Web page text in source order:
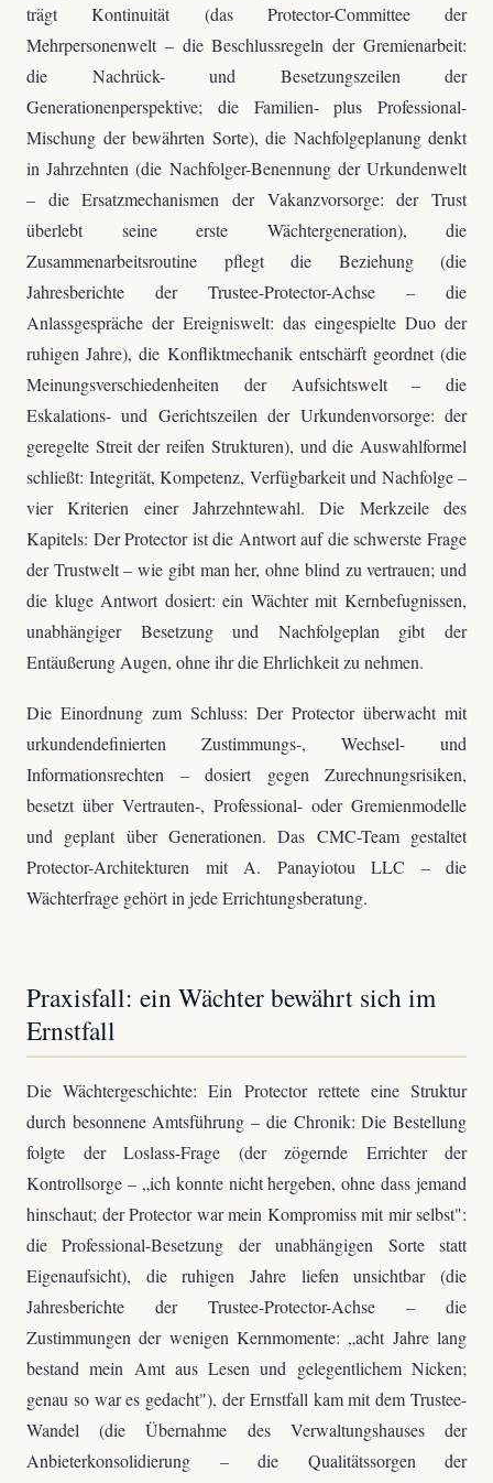
trägt Kontinuität (das Protector-Committee der
Mehrpersonenwelt – die Beschlussregeln der Gremienarbeit:
die Nachrück- und Besetzungszeilen der
Generationenperspektive; die Familien- plus Professional-
Mischung der bewährten Sorte), die Nachfolgeplanung denkt
in Jahrzehnten (die Nachfolger-Benennung der Urkundenwelt
– die Ersatzmechanismen der Vakanzvorsorge: der Trust
überlebt seine erste Wächtergeneration), die
Zusammenarbeitsroutine pflegt die Beziehung (die
Jahresberichte der Trustee-Protector-Achse – die
Anlassgespräche der Ereigniswelt: das eingespielte Duo der
ruhigen Jahre), die Konfliktmechanik entschärft geordnet (die
Meinungsverschiedenheiten der Aufsichtswelt – die
Eskalations- und Gerichtszeilen der Urkundenvorsorge: der
geregelte Streit der reifen Strukturen), und die Auswahlformel
schließt: Integrität, Kompetenz, Verfügbarkeit und Nachfolge –
vier Kriterien einer Jahrzehntewahl. Die Merkzeile des
Kapitels: Der Protector ist die Antwort auf die schwerste Frage
der Trustwelt – wie gibt man her, ohne blind zu vertrauen; und
die kluge Antwort dosiert: ein Wächter mit Kernbefugnissen,
unabhängiger Besetzung und Nachfolgeplan gibt der
Entäußerung Augen, ohne ihr die Ehrlichkeit zu nehmen.
Die Einordnung zum Schluss: Der Protector überwacht mit
urkundendefinierten Zustimmungs-, Wechsel- und
Informationsrechten – dosiert gegen Zurechnungsrisiken,
besetzt über Vertrauten-, Professional- oder Gremienmodelle
und geplant über Generationen. Das CMC-Team gestaltet
Protector-Architekturen mit A. Panayiotou LLC – die
Wächterfrage gehört in jede Errichtungsberatung.
Praxisfall: ein Wächter bewährt sich im
Ernstfall
Die Wächtergeschichte: Ein Protector rettete eine Struktur
durch besonnene Amtsführung – die Chronik: Die Bestellung
folgte der Loslass-Frage (der zögernde Errichter der
Kontrollsorge – „ich konnte nicht hergeben, ohne dass jemand
hinschaut; der Protector war mein Kompromiss mit mir selbst":
die Professional-Besetzung der unabhängigen Sorte statt
Eigenaufsicht), die ruhigen Jahre liefen unsichtbar (die
Jahresberichte der Trustee-Protector-Achse – die
Zustimmungen der wenigen Kernmomente: „acht Jahre lang
bestand mein Amt aus Lesen und gelegentlichem Nicken;
genau so war es gedacht"), der Ernstfall kam mit dem Trustee-
Wandel (die Übernahme des Verwaltungshauses der
Anbieterkonsolidierung – die Qualitätssorgen der